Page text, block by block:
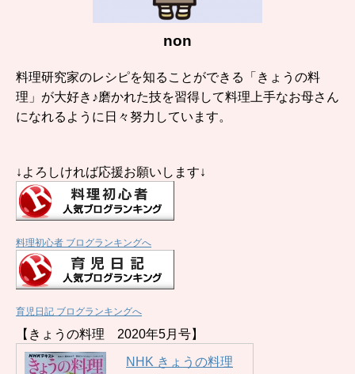
non
料理研究家のレシピを知ることができる「きょうの料
理」が大好き♪磨かれた技を習得して料理上手なお母さん
になれるように日々努力しています。
↓よろしければ応援お願いします↓
料理初心者 ブログランキングへ
育児日記 ブログランキングへ
【きょうの料理 2020年5月号】
NHK きょうの料理